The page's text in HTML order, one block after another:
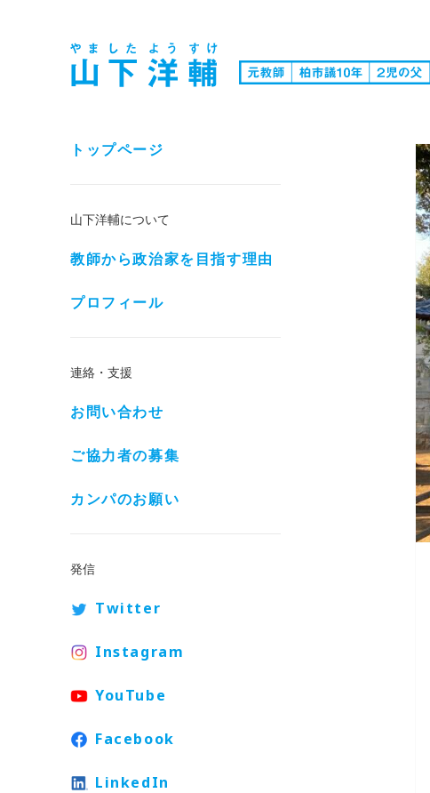
トップページ
山下洋輔について
教師から政治家を目指す理由
プロフィール
連絡・支援
お問い合わせ
ご協力者の募集
カンパのお願い
発信
Twitter
Instagram
YouTube
Facebook
LinkedIn